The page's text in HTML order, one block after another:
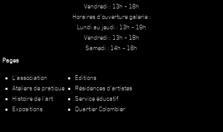
Vendredi : 13h – 18h
Horaires d’ouverture galerie :
Lundi au jeudi : 13h – 19h
Vendredi : 13h – 18h
Samedi : 14h – 18h
Pages
L’association
Ateliers de pratique
Histoire de l’art
Expositions
Éditions
Résidences d’artistes
Service éducatif
Quartier Colombier